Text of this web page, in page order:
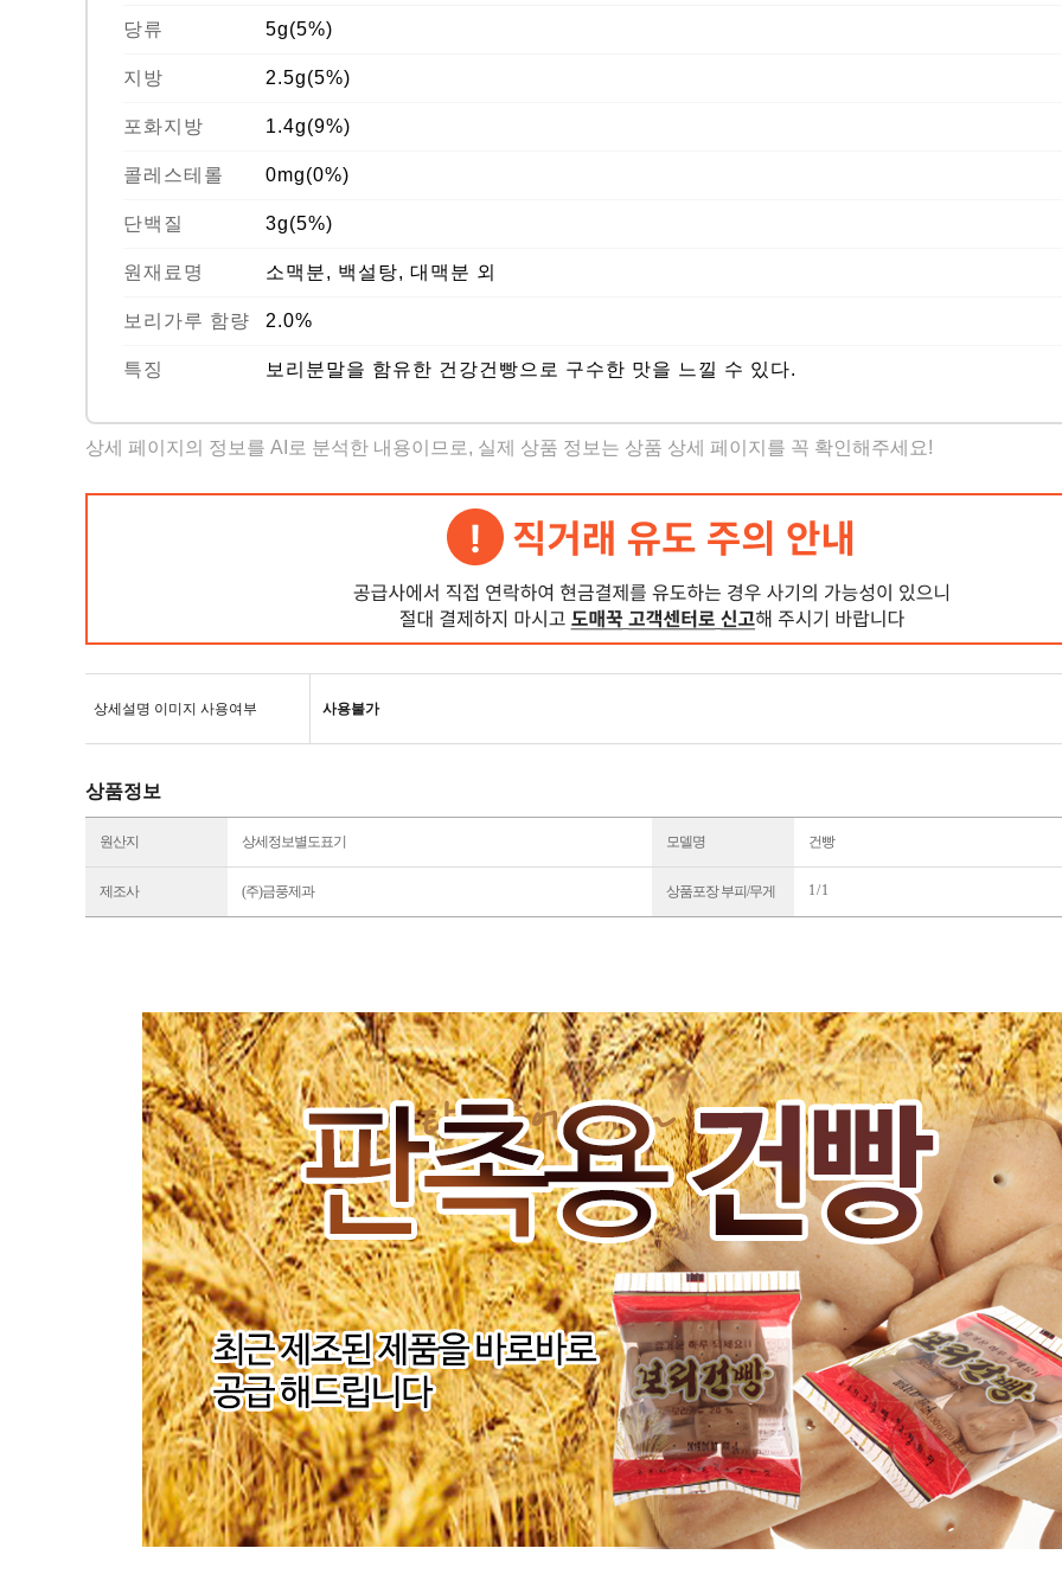
당류 5g(5%)
지방 2.5g(5%)
포화지방 1.4g(9%)
콜레스테롤 0mg(0%)
단백질 3g(5%)
원재료명 소맥분, 백설탕, 대맥분 외
보리가루 함량 2.0%
특징 보리분말을 함유한 건강건빵으로 구수한 맛을 느낄 수 있다.
상세 페이지의 정보를 AI로 분석한 내용이므로, 실제 상품 정보는 상품 상세 페이지를 꼭 확인해주세요!
상세설명 이미지 사용여부 사용불가
상품정보
원산지 상세정보별도표기 모델명 건빵
제조사 (주)금풍제과 상품포장 부피/무게 1 / 1